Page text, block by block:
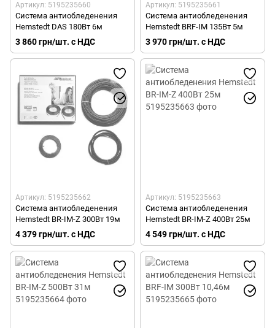
Артикул: 5195235660
Система антиобледенения
Hemstedt DAS 180Вт 6м
3 860 грн/шт. с НДС
Артикул: 5195235661
Система антиобледенения
Hemstedt BRF-IM 135Вт 5м
3 970 грн/шт. с НДС
Артикул: 5195235662
Система антиобледенения
Hemstedt BR-IM-Z 300Вт 19м
4 379 грн/шт. с НДС
Артикул: 5195235663
Система антиобледенения
Hemstedt BR-IM-Z 400Вт 25м
4 549 грн/шт. с НДС